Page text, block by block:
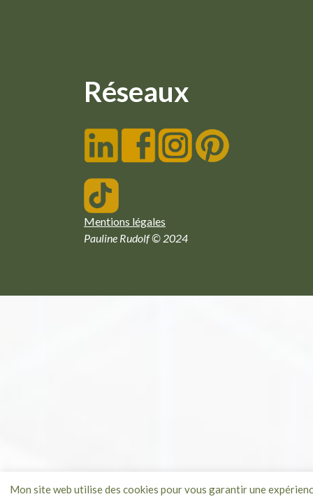
Mon site web utilise des cookies pour vous garantir une
Réseaux
Mentions légales
Pauline Rudolf © 2024